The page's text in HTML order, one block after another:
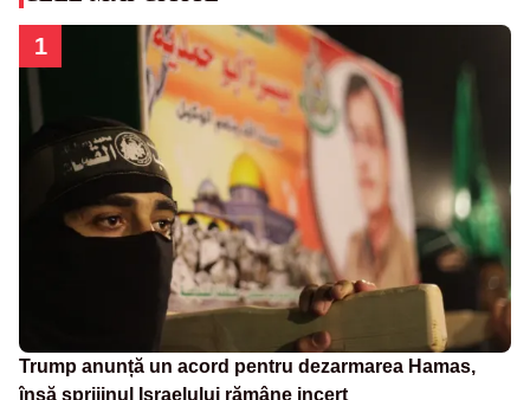
1
Trump anunță un acord pentru dezarmarea Hamas,
însă sprijinul Israelului rămâne incert